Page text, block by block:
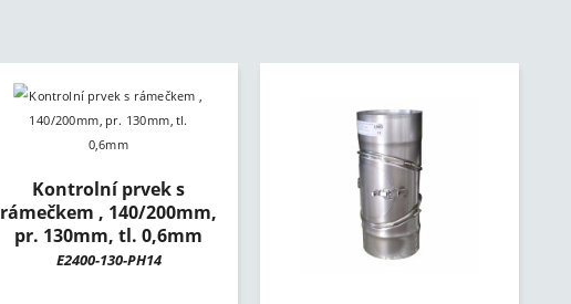
Kontrolní prvek s
rámečkem , 140/200mm,
pr. 130mm, tl. 0,6mm
E2400-130-PH14